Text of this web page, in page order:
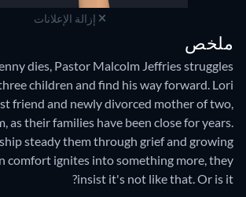
إزالة الإعلانات
ملخص
dies, Pastor Malcolm Jeffries struggles
children and find his way forward. Lori
friend and newly divorced mother of two,
as their families have been close for years.
steady them through grief and growing
comfort ignites into something more, they
insist it's not like that. Or is it?